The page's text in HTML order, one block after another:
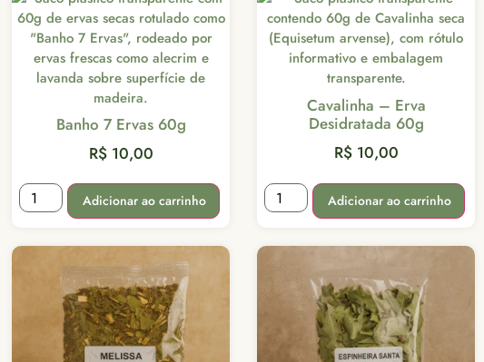
Banho 7 Ervas 60g
R$10,00
Adicionar ao carrinho
Cavalinha – Erva
Desidratada 60g
R$10,00
Adicionar ao carrinho